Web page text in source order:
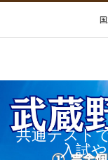
共通テスト
入試